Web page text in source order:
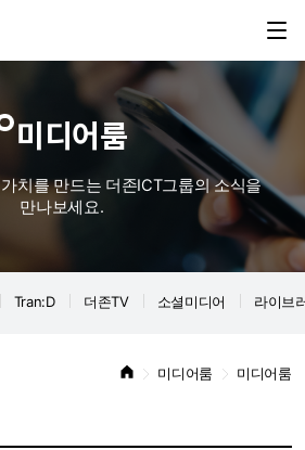
미디어룸
치를 만드는 더존ICT그룹의 소식을
만나보세요.
Tran:D 더존TV 소셜미디어 라이브
미디어룸 미디어룸